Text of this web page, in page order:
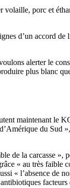
volaille, porc et
d’un accord
alerter le
plus blanc
maintenant le
du Sud
de la carcasse »,
« au très faible
« l’absence de
facteurs